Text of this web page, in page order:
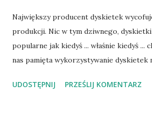
Największy producent dyskietek
produkcji. Nic w tym dziwnego,
popularne jak kiedyś ... właśnie kiedyś ...
nas pamięta wykorzystywanie dyskietek
http://www.polskieradio.pl/nauka/
UDOSTĘPNIJ PRZEŚLIJ KOMENTARZ